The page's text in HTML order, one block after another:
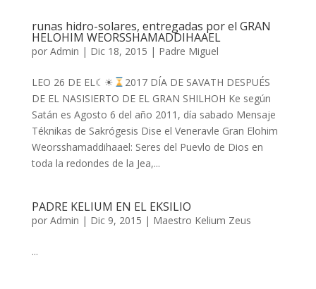
runas hidro-solares, entregadas por el GRAN
HELOHIM WEORSSHAMADDIHAAEL
por Admin | Dic 18, 2015 | Padre Miguel
LEO 26 DE EL☾☀
2017 DÍA DE SAVATH DESPUÉS
DE EL NASISIERTO DE EL GRAN SHILHOH Ke según
Satán es Agosto 6 del año 2011, día sabado Mensaje
Téknikas de Sakrógesis Dise el Veneravle Gran Elohim
Weorsshamaddihaael: Seres del Puevlo de Dios en
toda la redondes de la Jea,...
PADRE KELIUM EN EL EKSILIO
por Admin | Dic 9, 2015 | Maestro Kelium Zeus
...